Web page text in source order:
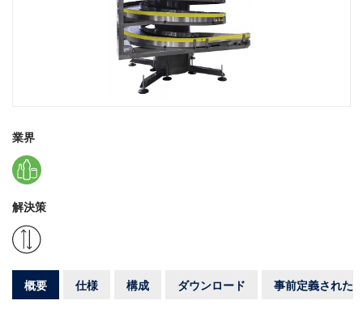
業界
解決策
概要 仕様 構成 ダウンロード 事前定義された